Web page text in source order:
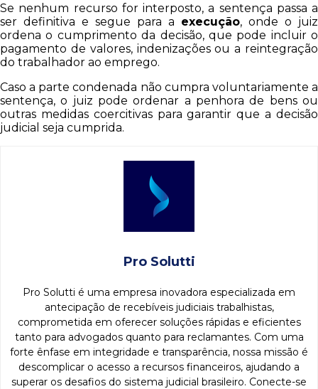
Se nenhum recurso for interposto, a sentença passa a
ser definitiva e segue para a execução, onde o juiz
ordena o cumprimento da decisão, que pode incluir o
pagamento de valores, indenizações ou a reintegração
do trabalhador ao emprego.
Caso a parte condenada não cumpra voluntariamente a
sentença, o juiz pode ordenar a penhora de bens ou
outras medidas coercitivas para garantir que a decisão
judicial seja cumprida.
Pro Solutti
Pro Solutti é uma empresa inovadora especializada em
antecipação de recebíveis judiciais trabalhistas,
comprometida em oferecer soluções rápidas e eficientes
tanto para advogados quanto para reclamantes. Com uma
forte ênfase em integridade e transparência, nossa missão é
descomplicar o acesso a recursos financeiros, ajudando a
superar os desafios do sistema judicial brasileiro. Conecte-se